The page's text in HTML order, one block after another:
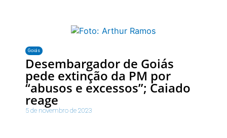
Goiás
Desembargador de Goiás
pede extinção da PM por
“abusos e excessos”; Caiado
reage
5 de novembro de 2023